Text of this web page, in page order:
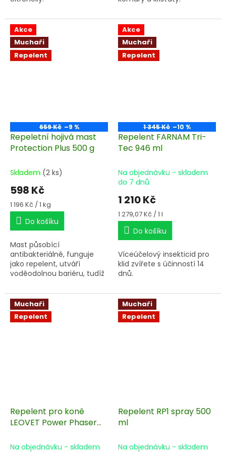
Akce
Muchaři
Repelent
659 Kč –9 %
Repeletní hojivá mast
Protection Plus 500 g
Skladem (2 ks)
598 Kč
Měrná
cena:
1 196 Kč / 1 kg
Do košíku
Mast působící
antibakteriálně, funguje
jako repelent, utváří
voděodolnou bariéru, tudíž
se kůň zpotí. Ideální na
ošetření po bodnutí
hmyzem a na malé ranky.
Akce
Muchaři
Repelent
1 345 Kč –10 %
Repelent FARNAM Tri-
Tec 946 ml
Na objednávku - skladem
do 7 dnů
1 210 Kč
Měrná
cena:
1 279,07 Kč / 1 l
Do košíku
Víceúčelový insekticid pro
klid zvířete s účinností 14
dnů.
Muchaři
Repelent
Repelent pro koně
LEOVET Power Phaser
Na objednávku - skladem
Muchaři
Repelent
Repelent RP1 spray 500
ml
Na objednávku - skladem